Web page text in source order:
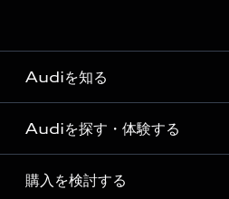
Audiを知る
Audi ブランド
Story of Progress
Audiを探す・体験する
ディーラー検索
購入を検討する